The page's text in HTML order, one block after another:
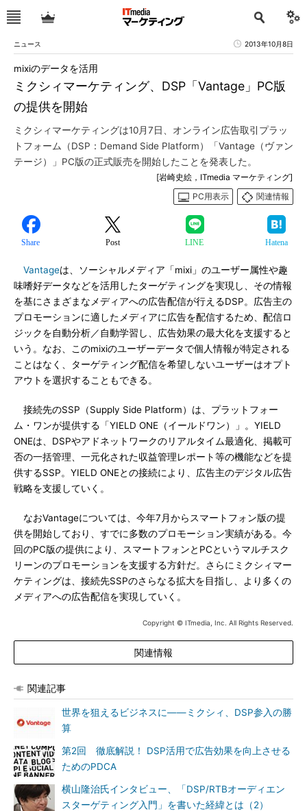
ニュース 2013年10月8日
ミクシィマーケティング、DSP「Vantage」PC版
の提供を開始
mixiのデータを活用
ミクシィマーケティングは10月7日、オンライン広告取引プラッ
トフォーム（DSP：Demand Side Platform）「Vantage（ヴァン
テージ）」PC版の正式販売を開始したことを発表した。
[岩崎史絵，ITmedia マーケティング]
PC用表示
関連情報
Share Post LINE Hatena
Vantageは、ソーシャルメディア「mixi」のユーザー属性や趣
味嗜好データなどを活用したターゲティングを実現し、その情報
を基にさまざまなメディアへの広告配信が行えるDSP。広告主の
プロモーションに適したメディアに広告を配信するため、配信ロ
ジックを自動分析／自動学習し、広告効果の最大化を支援すると
いう。なお、このmixiのユーザーデータで個人情報が特定される
ことはなく、ターゲティング配信を希望しないユーザーはオプト
アウトを選択することもできる。
接続先のSSP（Supply Side Platform）は、プラットフォー
ム・ワンが提供する「YIELD ONE（イールドワン）」。YIELD
ONEは、DSPやアドネットワークのリアルタイム最適化、掲載可
否の一括管理、一元化された収益管理レポート等の機能などを提
供するSSP。YIELD ONEとの接続により、広告主のデジタル広告
戦略を支援していく。
なおVantageについては、今年7月からスマートフォン版の提
供を開始しており、すでに多数のプロモーション実績がある。今
回のPC版の提供により、スマートフォンとPCというマルチスク
リーンのプロモーションを支援する方針だ。さらにミクシィマー
ケティングは、接続先SSPのさらなる拡大を目指し、より多くの
メディアへの広告配信を実現していく。
Copyright © ITmedia, Inc. All Rights Reserved.
関連情報
関連記事
世界を狙えるビジネスに――ミクシィ、DSP参入の勝
算
第2回 徹底解説！ DSP活用で広告効果を向上させる
ためのPDCA
横山隆治氏インタビュー、「DSP/RTBオーディエン
スターゲティング入門」を書いた経緯とは（2）